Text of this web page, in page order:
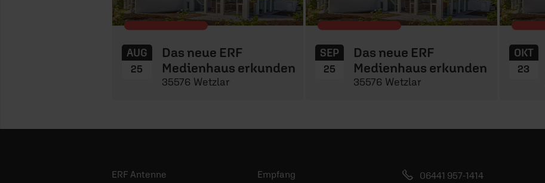
AUG
25
Das neue ERF
Medienhaus erkunden
35576 Wetzlar
SEP
25
Das neue ERF
Medienhaus erkunden
35576 Wetzlar
OKT
23
ERF Antenne Empfang 06441 957-1414